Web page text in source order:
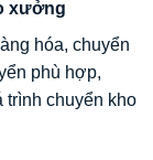
xưởng
hóa, chuyển
phù hợp,
trình chuyển kho